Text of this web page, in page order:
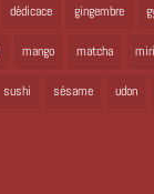
dédicace gingembre
mango matcha
sushi sésame udon